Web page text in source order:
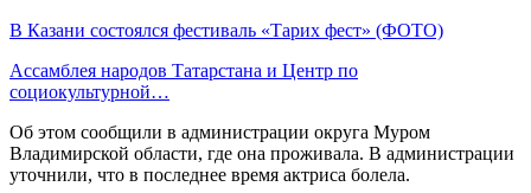
В Казани состоялся фестиваль «Тарих фест» (ФОТО)
Ассамблея народов Татарстана и Центр по
социокультурной…
Об этом сообщили в администрации округа Муром
Владимирской области, где она проживала. В администрации
уточнили, что в последнее время актриса болела.